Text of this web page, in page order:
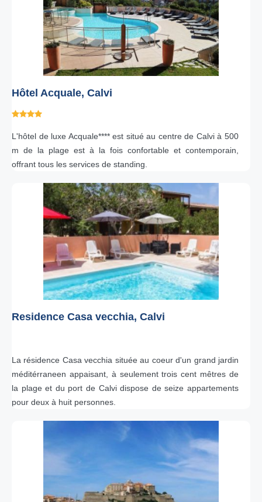
Hôtel Acquale, Calvi
L'hôtel de luxe Acquale**** est situé au centre de Calvi à 500
m de la plage est à la fois confortable et contemporain,
offrant tous les services de standing.
Residence Casa vecchia, Calvi
La résidence Casa vecchia située au coeur d'un grand jardin
méditérraneen appaisant, à seulement trois cent mêtres de
la plage et du port de Calvi dispose de seize appartements
pour deux à huit personnes.